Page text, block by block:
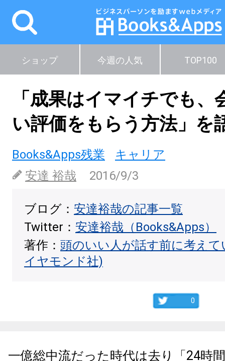
ショップ 今週の人気 TOP100
「成果はイマイチでも、
い評価をもらう方法」を
Books&Apps残業
キャリア
安達 裕哉
2016/9/3
ブログ： 安達裕哉の記事一覧
Twitter： 安達裕哉（Books&Apps）
著作： 頭のいい人が話す前に考え
イヤモンド社)
0
一億総中流だった時代は去り「24時